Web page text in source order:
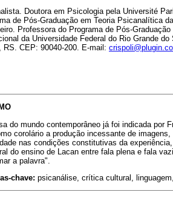
Doutora em Psicologia pela Université
de Pós-Graduação em Teoria Psicanalítica
Professora do Programa de Pós-
da Universidade Federal do Rio Grande
RS. CEP: 90040-200. E-mail:
do mundo contemporâneo já foi indicada por
corolário a produção incessante de
nas condições constitutivas da
do ensino de Lacan entre fala plena e fala
a palavra".
chave: psicanálise, crítica cultural,